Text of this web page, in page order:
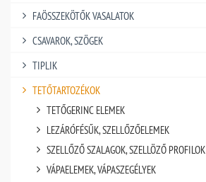
FAÖSSZEKÖTŐK VASALATOK
CSAVAROK, SZÖGEK
TIPLIK
TETŐTARTOZÉKOK
TETŐGERINC ELEMEK
LEZÁRÓFÉSŰK, SZELLŐZŐELEMEK
SZELLŐZŐ SZALAGOK, SZELLÖZŐ PROFILOK
VÁPAELEMEK, VÁPASZEGÉLYEK